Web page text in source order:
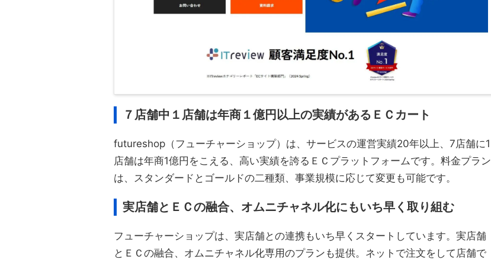
７店舗中１店舗は年商１億円以上の実績があるＥＣカート
futureshop（フューチャーショップ）は、サービスの運営実績20年以上、7店舗に1
店舗は年商1億円をこえる、高い実績を誇るＥＣプラットフォームです。料金プラン
は、スタンダードとゴールドの二種類、事業規模に応じて変更も可能です。
実店舗とＥＣの融合、オムニチャネル化にもいち早く取り組む
フューチャーショップは、実店舗との連携もいち早くスタートしています。実店舗
とＥＣの融合、オムニチャネル化専用のプランも提供。ネットで注文をして店舗で